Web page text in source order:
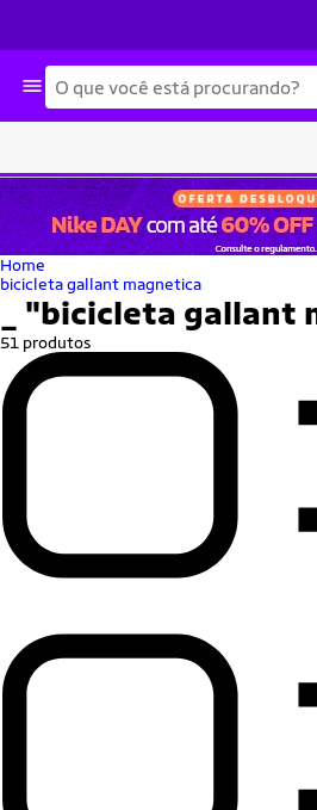
Busca
Home
bicicleta gallant magnetica
"bicicleta gallant
51 produtos